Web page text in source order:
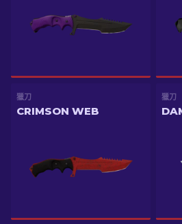
獵刀
CRIMSON WEB
獵刀